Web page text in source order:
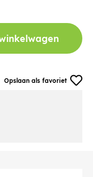
Opslaan als favoriet